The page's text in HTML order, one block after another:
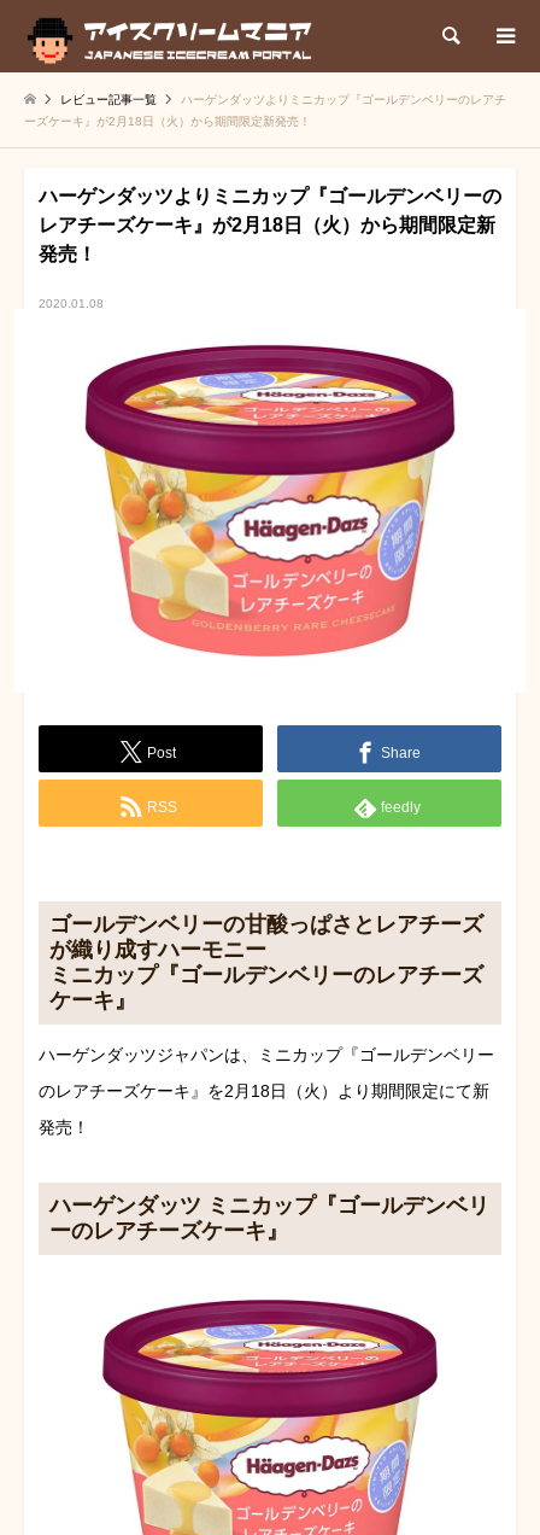
検索
レビュー記事一覧
ハーゲンダッツよりミニカップ『ゴールデンベリーのレアチ
ーズケーキ』が2月18日（火）から期間限定新発売！
ハーゲンダッツよりミニカップ『ゴールデンベリーの
レアチーズケーキ』が2月18日（火）から期間限定新
発売！
2020.01.08
Post Share
RSS feedly
ゴールデンベリーの甘酸っぱさとレアチーズ
が織り成すハーモニー
ミニカップ『ゴールデンベリーのレアチーズ
ケーキ』
ハーゲンダッツジャパンは、ミニカップ『ゴールデンベリー
のレアチーズケーキ』 を2月18日（火）より期間限定にて新
発売！
ハーゲンダッツ ミニカップ『ゴールデンベリ
ーのレアチーズケーキ』